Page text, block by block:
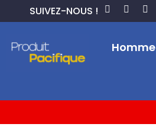
SUIVEZ-NOUS !
Homme